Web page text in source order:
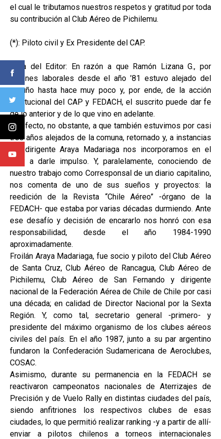
el cual le tributamos nuestros respetos y gratitud por toda
su contribución al Club Aéreo de Pichilemu.
(*): Piloto civil y Ex Presidente del CAP.
Nota del Editor: En razón a que Ramón Lizana G., por
razones laborales desde el año ’81 estuvo alejado del
terruño hasta hace muy poco y, por ende, de la acción
institucional del CAP y FEDACH, el suscrito puede dar fe
de lo anterior y de lo que vino en adelante.
En efecto, no obstante, a que también estuvimos por casi
tres años alejados de la comuna, retornado y, a instancias
del dirigente Araya Madariaga nos incorporamos en el
CAP a darle impulso. Y, paralelamente, conociendo de
nuestro trabajo como Corresponsal de un diario capitalino,
nos comenta de uno de sus sueños y proyectos: la
reedición de la Revista “Chile Aéreo” -órgano de la
FEDACH- que estaba por varias décadas durmiendo. Ante
ese desafío y decisión de encararlo nos honró con esa
responsabilidad, desde el año 1984-1990
aproximadamente.
Froilán Araya Madariaga, fue socio y piloto del Club Aéreo
de Santa Cruz, Club Aéreo de Rancagua, Club Aéreo de
Pichilemu, Club Aéreo de San Fernando y dirigente
nacional de la Federación Aérea de Chile de Chile por casi
una década; en calidad de Director Nacional por la Sexta
Región. Y, como tal, secretario general -primero- y
presidente del máximo organismo de los clubes aéreos
civiles del país. En el año 1987, junto a su par argentino
fundaron la Confederación Sudamericana de Aeroclubes,
COSAC.
Asimismo, durante su permanencia en la FEDACH se
reactivaron campeonatos nacionales de Aterrizajes de
Precisión y de Vuelo Rally en distintas ciudades del país,
siendo anfitriones los respectivos clubes de esas
ciudades, lo que permitió realizar ranking -y a partir de allí-
enviar a pilotos chilenos a torneos internacionales